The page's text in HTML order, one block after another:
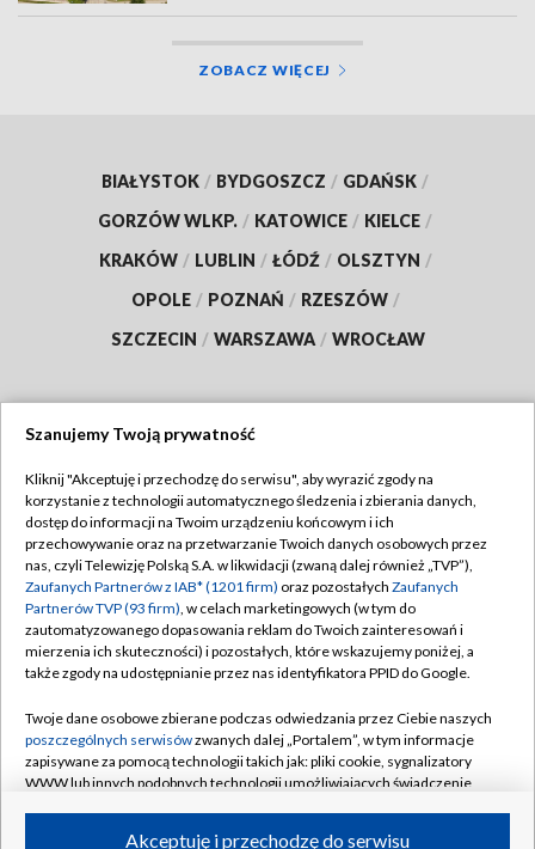
ZOBACZ WIĘCEJ
BIAŁYSTOK / BYDGOSZCZ / GDAŃSK /
GORZÓW WLKP. / KATOWICE / KIELCE /
KRAKÓW / LUBLIN / ŁÓDŹ / OLSZTYN /
OPOLE / POZNAŃ / RZESZÓW /
SZCZECIN / WARSZAWA / WROCŁAW
TVP
Abonament TVP
Emisja w TVP
Centrum informacji TVP
Naziemna Telewizja Cyfrowa
Rada Programowa
System NOS
Informacje o nadawcy
Regulamin TVP
Polityka prywatności
Moje zgody
Pomoc
Kontakt
Kanały
Szanujemy Twoją prywatność
Kliknij "Akceptuję i przechodzę do serwisu", aby wyrazić zgody na
korzystanie z technologii automatycznego śledzenia i zbierania danych,
dostęp do informacji na Twoim urządzeniu końcowym i ich
przechowywanie oraz na przetwarzanie Twoich danych osobowych przez
nas, czyli Telewizję Polską S.A. w likwidacji (zwaną dalej również „TVP”),
Zaufanych Partnerów z IAB* (1201 firm) oraz pozostałych Zaufanych
Partnerów TVP (93 firm), w celach marketingowych (w tym do
zautomatyzowanego dopasowania reklam do Twoich zainteresowań i
mierzenia ich skuteczności) i pozostałych, które wskazujemy poniżej, a
także zgody na udostępnianie przez nas identyfikatora PPID do Google.
Twoje dane osobowe zbierane podczas odwiedzania przez Ciebie naszych
poszczególnych serwisówzwanych dalej „Portalem”, w tym informacje
zapisywane za pomocą technologii takich jak: pliki cookie, sygnalizatory
WWW lub innych podobnych technologii umożliwiających świadczenie
Akceptuję i przechodzę do serwisu